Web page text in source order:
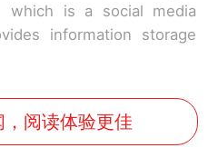
which is a social media
information storage
阅读体验更佳